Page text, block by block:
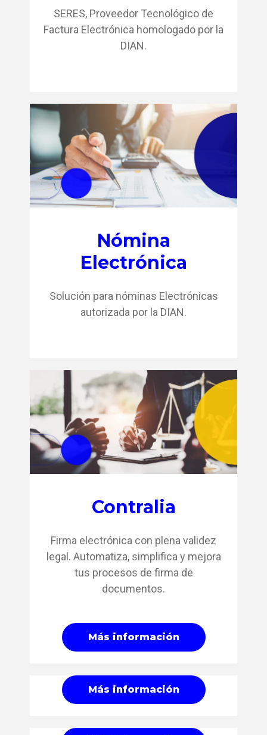
SERES, Proveedor Tecnológico de
Factura Electrónica homologado por la
DIAN.
Nómina
Electrónica
Solución para nóminas Electrónicas
autorizada por la DIAN.
Contralia
Firma electrónica con plena validez
legal. Automatiza, simplifica y mejora
tus procesos de firma de
documentos.
Más información
Más información